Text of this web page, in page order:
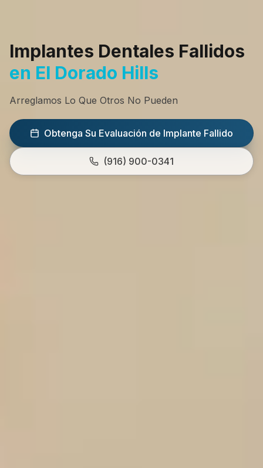
Implantes Dentales Fallidos
en El Dorado Hills
Arreglamos Lo Que Otros No Pueden
Obtenga Su Evaluación de Implante Fallido
(916) 900-0341